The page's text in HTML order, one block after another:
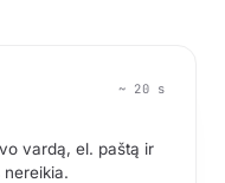
out (30 s)
~ 20 s
vardą, el. paštą ir